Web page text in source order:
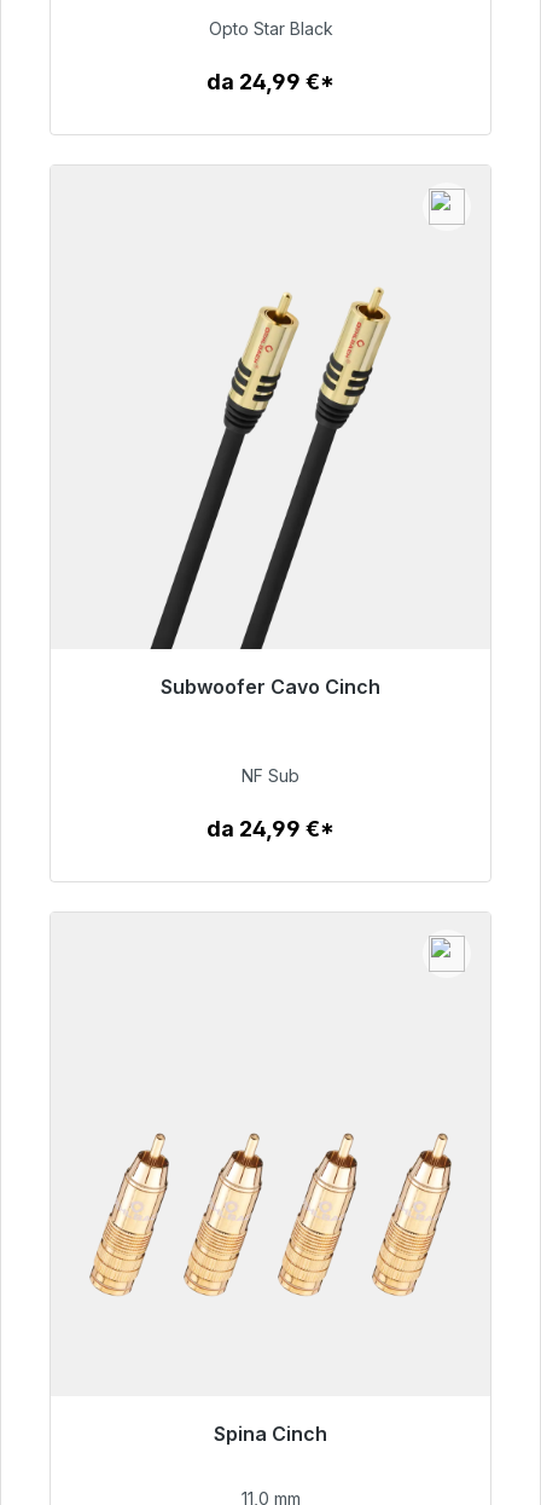
93,00 €
Opto Star Black
da 24,99 €*
Subwoofer Cavo Cinch
Pronto per la spedizione immediata, tempo di
63,99 €
NF Sub
da 24,99 €*
Spina Cinch
Pronto per la spedizione immediata, tempo di
11,0 mm